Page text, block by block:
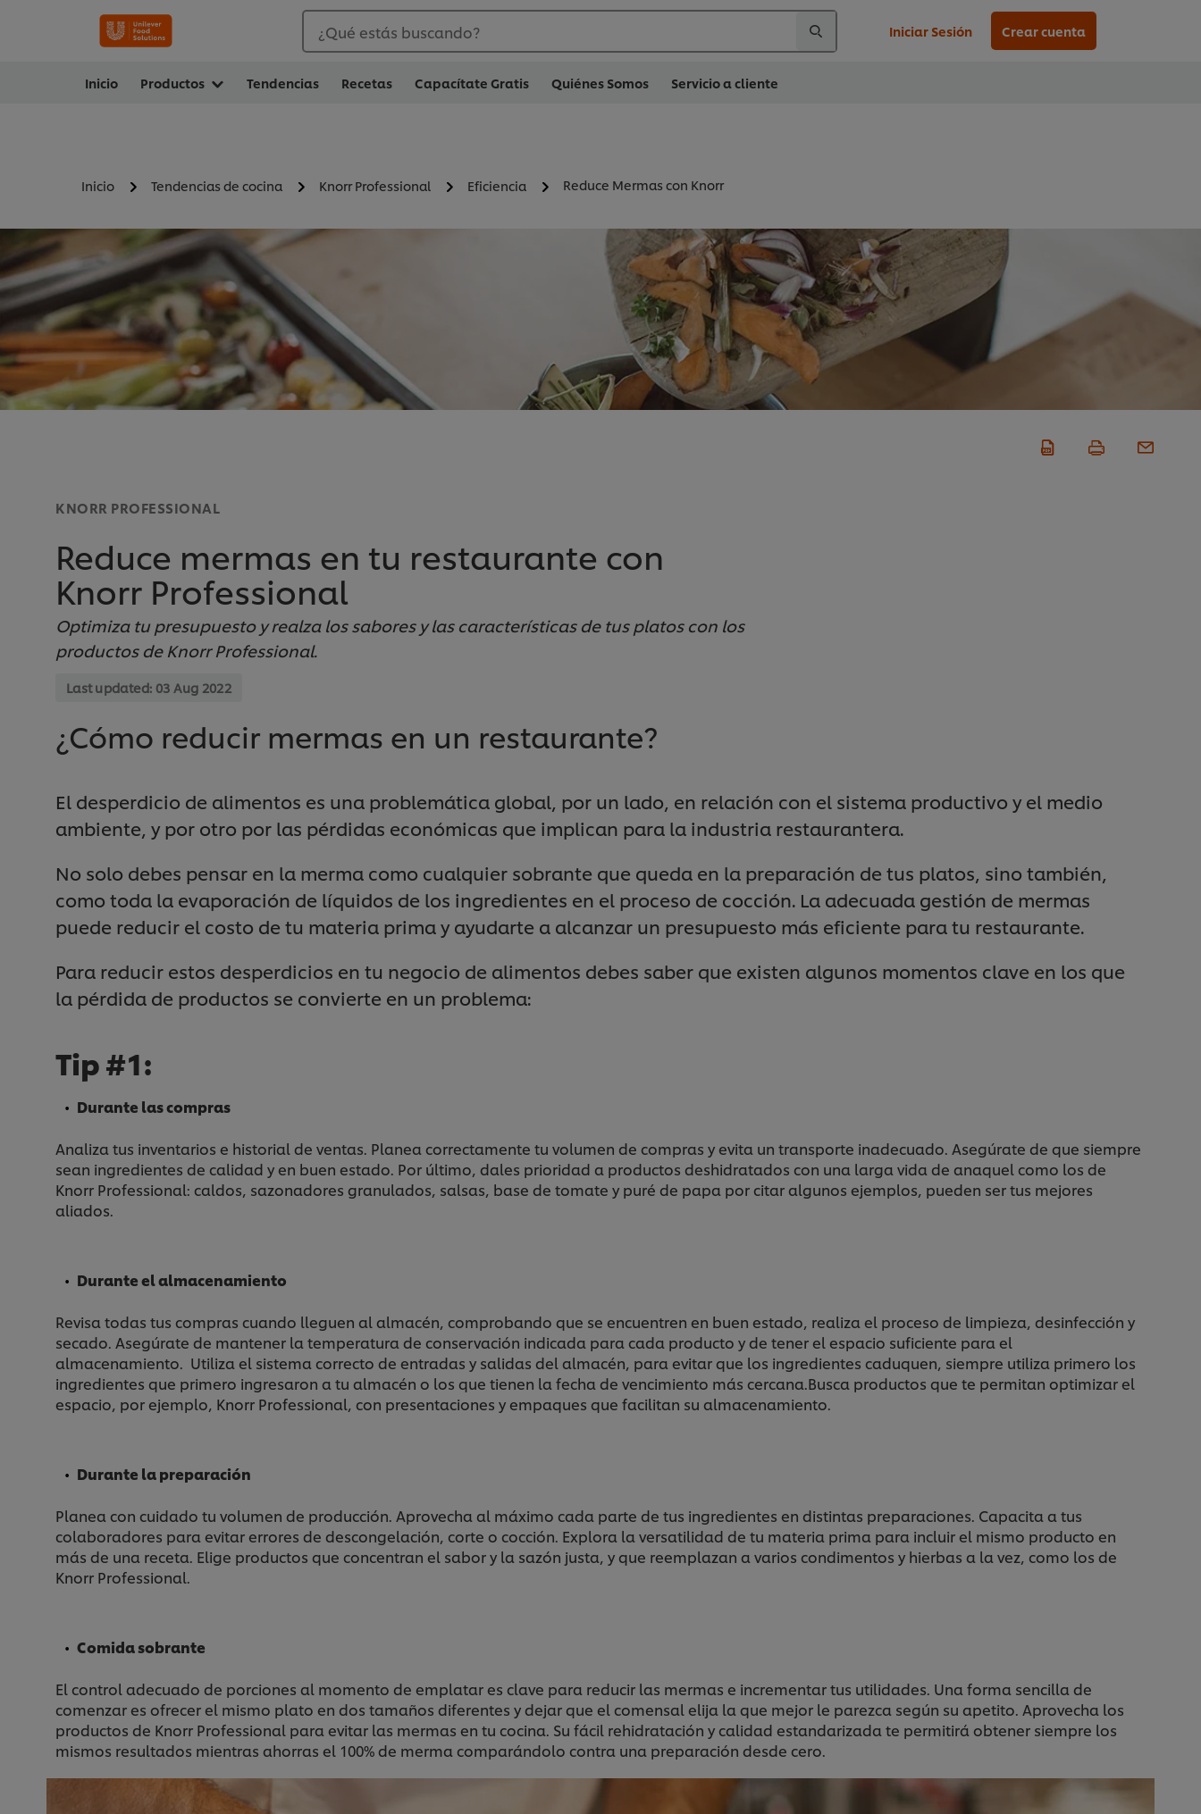
¿Qué estás buscando? Iniciar Sesión Crear cuenta
Inicio Productos Tendencias Recetas Capacítate Gratis Quiénes Somos Servicio a cliente
Inicio Tendencias de cocina Knorr Professional Eficiencia Reduce Mermas con Knorr
KNORR PROFESSIONAL
Reduce mermas en tu restaurante con
Knorr Professional
Optimiza tu presupuesto y realza los sabores y las características de tus platos con los
productos de Knorr Professional.
Last updated: 03 Aug 2022
¿Cómo reducir mermas en un restaurante?
El desperdicio de alimentos es una problemática global, por un lado, en relación con el sistema productivo y el medio
ambiente, y por otro por las pérdidas económicas que implican para la industria restaurantera.
No solo debes pensar en la merma como cualquier sobrante que queda en la preparación de tus platos, sino también,
como toda la evaporación de líquidos de los ingredientes en el proceso de cocción. La adecuada gestión de mermas
puede reducir el costo de tu materia prima y ayudarte a alcanzar un presupuesto más eficiente para tu restaurante.
Para reducir estos desperdicios en tu negocio de alimentos debes saber que existen algunos momentos clave en los que
la pérdida de productos se convierte en un problema:
Tip #1:
Durante las compras
Analiza tus inventarios e historial de ventas. Planea correctamente tu volumen de compras y evita un transporte inadecuado. Asegúrate de que siempre
sean ingredientes de calidad y en buen estado. Por último, dales prioridad a productos deshidratados con una larga vida de anaquel como los de
Knorr Professional: caldos, sazonadores granulados, salsas, base de tomate y puré de papa por citar algunos ejemplos, pueden ser tus mejores
aliados.
Durante el almacenamiento
Revisa todas tus compras cuando lleguen al almacén, comprobando que se encuentren en buen estado, realiza el proceso de limpieza, desinfección y
secado. Asegúrate de mantener la temperatura de conservación indicada para cada producto y de tener el espacio suficiente para el
almacenamiento. Utiliza el sistema correcto de entradas y salidas del almacén, para evitar que los ingredientes caduquen, siempre utiliza primero los
ingredientes que primero ingresaron a tu almacén o los que tienen la fecha de vencimiento más cercana.Busca productos que te permitan optimizar el
espacio, por ejemplo, Knorr Professional, con presentaciones y empaques que facilitan su almacenamiento.
Durante la preparación
Planea con cuidado tu volumen de producción. Aprovecha al máximo cada parte de tus ingredientes en distintas preparaciones. Capacita a tus
colaboradores para evitar errores de descongelación, corte o cocción. Explora la versatilidad de tu materia prima para incluir el mismo producto en
más de una receta. Elige productos que concentran el sabor y la sazón justa, y que reemplazan a varios condimentos y hierbas a la vez, como los de
Knorr Professional.
Comida sobrante
El control adecuado de porciones al momento de emplatar es clave para reducir las mermas e incrementar tus utilidades. Una forma sencilla de
comenzar es ofrecer el mismo plato en dos tamaños diferentes y dejar que el comensal elija la que mejor le parezca según su apetito. Aprovecha los
productos de Knorr Professional para evitar las mermas en tu cocina. Su fácil rehidratación y calidad estandarizada te permitirá obtener siempre los
mismos resultados mientras ahorras el 100% de merma comparándolo contra una preparación desde cero.